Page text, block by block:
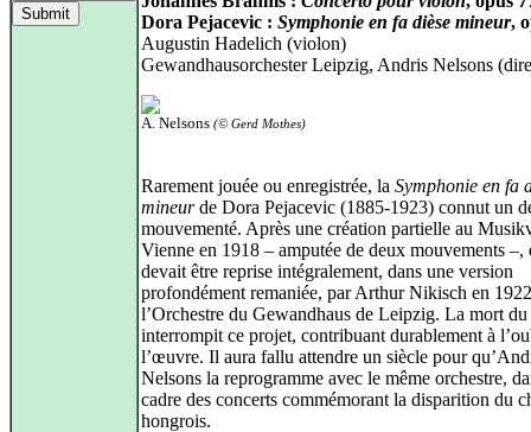
Dora Pejacevic : Symphonie en fa dièse mineur,
Augustin Hadelich (violon)
Gewandhausorchester Leipzig, Andris Nelsons
A. Nelsons (© Gerd Mothes)
Rarement jouée ou enregistrée, la Symphonie en fa
mineurde Dora Pejacevic (1885‑1923) connut un
mouvementé. Après une création partielle au
Vienne en 1918 – amputée de deux mouvements –,
devait être reprise intégralement, dans une version
profondément remaniée, par Arthur Nikisch en
l’Orchestre du Gewandhaus de Leipzig. La mort
interrompit ce projet, contribuant durablement à
l’œuvre. Il aura fallu attendre un siècle pour
Nelsons la reprogramme avec le même orchestre,
cadre des concerts commémorant la disparition du
hongrois.